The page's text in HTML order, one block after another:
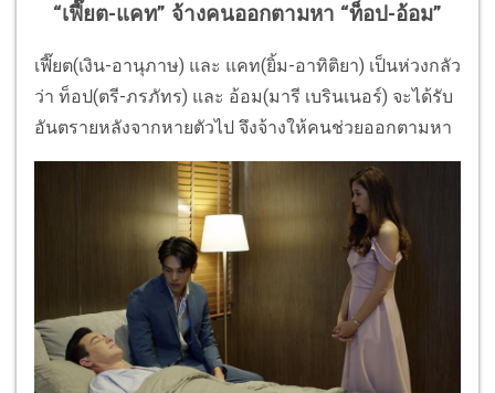
“เฟี๊ยต-แคท” จ้างคนออกตามหา “ท็อป-อ้อม”
เฟี๊ยต(เงิน-อานุภาษ) และ แคท(ยิ้ม-อาทิติยา) เป็นห่วงกลัว
ว่า ท็อป(ตรี-ภรภัทร) และ อ้อม(มารี เบรินเนอร์) จะได้รับ
อันตรายหลังจากหายตัวไป จึงจ้างให้คนช่วยออกตามหา